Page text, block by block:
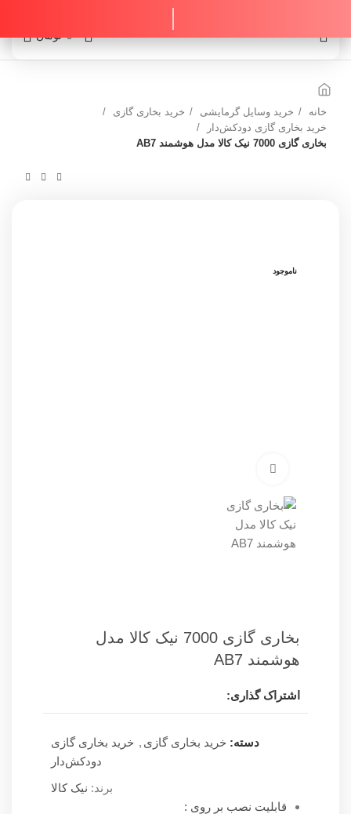
تومان 0
خانه خرید وسایل گرمایشی
خرید بخاری گازی
خرید بخاری گازی دودکش‌دار
بخاری گازی 7000 نیک کالا مدل هوشمند AB7
ناموجود
بخاری گازی 7000 نیک کالا مدل
هوشمند AB7
اشتراک گذاری:
دسته: خرید بخاری گازی , خرید بخاری گازی
دودکش‌دار
برند: نیک کالا
قابلیت نصب بر روی :